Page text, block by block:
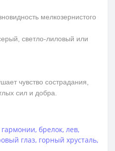
мелкозернистого
светло-лиловый или
чувство сострадания,
сил и добра
, брелок, лев,
глаз, горный хрусталь,